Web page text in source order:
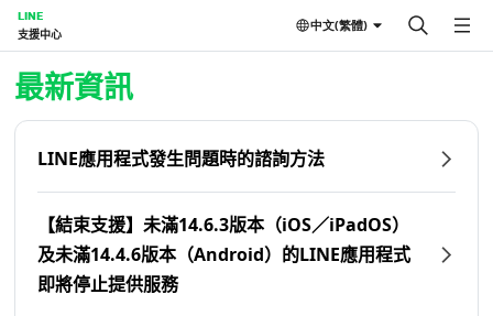
LINE
支援中心
中文(繁體)
首頁 | LINE支援中心
最新資訊
LINE應用程式發生問題時的諮詢方法
【結束支援】未滿14.6.3版本（iOS／iPadOS）
及未滿14.4.6版本（Android）的LINE應用程式
即將停止提供服務